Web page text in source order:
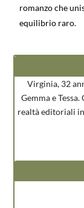
romanzo che
equilibrio raro.
Virginia, 32
Gemma e
realtà editoriali